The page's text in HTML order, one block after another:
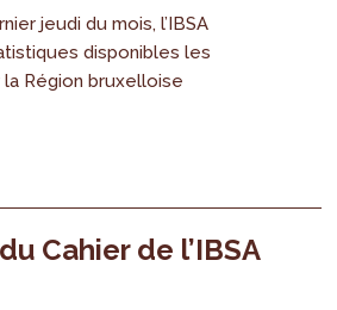
jeudi du mois, l’IBSA
disponibles les
Région bruxelloise
Cahier de l’IBSA